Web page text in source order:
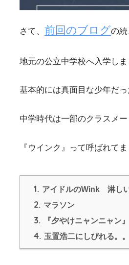
さて、 前回のブログの続
地元の公立中学校へ入学し
基本的には真面目な少年だ
中学時代は一部のクラスメー
『ウインク』って呼ばれてま
1. アイドルのWink 淋し
2. マラソン
3. 『夕やけニャンニャン』
4. 玉置浩二にしびれる。。